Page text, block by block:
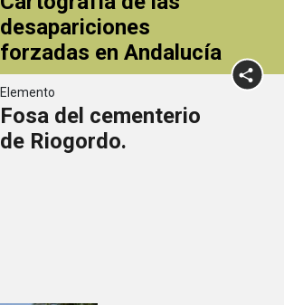
desapariciones
forzadas en Andalucía
Elemento
Fosa del cementerio
de Riogordo.